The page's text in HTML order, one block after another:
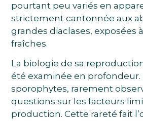
pourtant peu variés en
strictement cantonnée aux
grandes diaclases, exposées
fraîches.
La biologie de sa
été examinée en profondeur.
sporophytes, rarement
questions sur les facteurs
production. Cette rareté fait